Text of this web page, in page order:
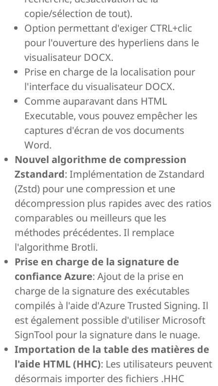
copie/sélection de tout).
Option permettant d'exiger CTRL+clic
pour l'ouverture des hyperliens dans le
visualisateur DOCX.
Prise en charge de la localisation pour
l'interface du visualisateur DOCX.
Comme auparavant dans HTML
Executable, vous pouvez empêcher les
captures d'écran de vos documents
Word.
Nouvel algorithme de compression
Zstandard: Implémentation de Zstandard
(Zstd) pour une compression et une
décompression plus rapides avec des ratios
comparables ou meilleurs que les
méthodes précédentes. Il remplace
l'algorithme Brotli.
Prise en charge de la signature de
confiance Azure: Ajout de la prise en
charge de la signature des exécutables
compilés à l'aide d'Azure Trusted Signing. Il
est également possible d'utiliser Microsoft
SignTool pour la signature dans le nuage.
Importation de la table des matières de
l'aide HTML (HHC): Les utilisateurs peuvent
désormais importer des fichiers .HHC